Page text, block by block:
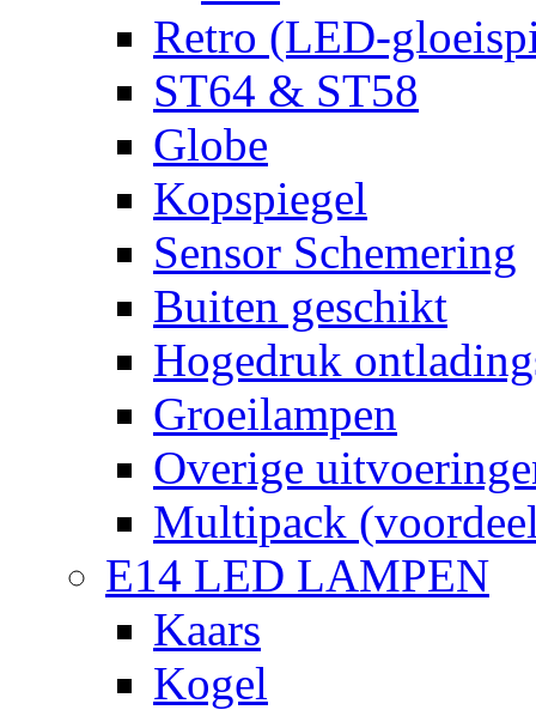
Retro (LED-
ST64 & ST58
Globe
Kopspiegel
Sensor Schemering
Buiten geschikt
Hogedruk
Groeilampen
Overige
Multipack
E14 LED LAMPEN
Kaars
Kogel